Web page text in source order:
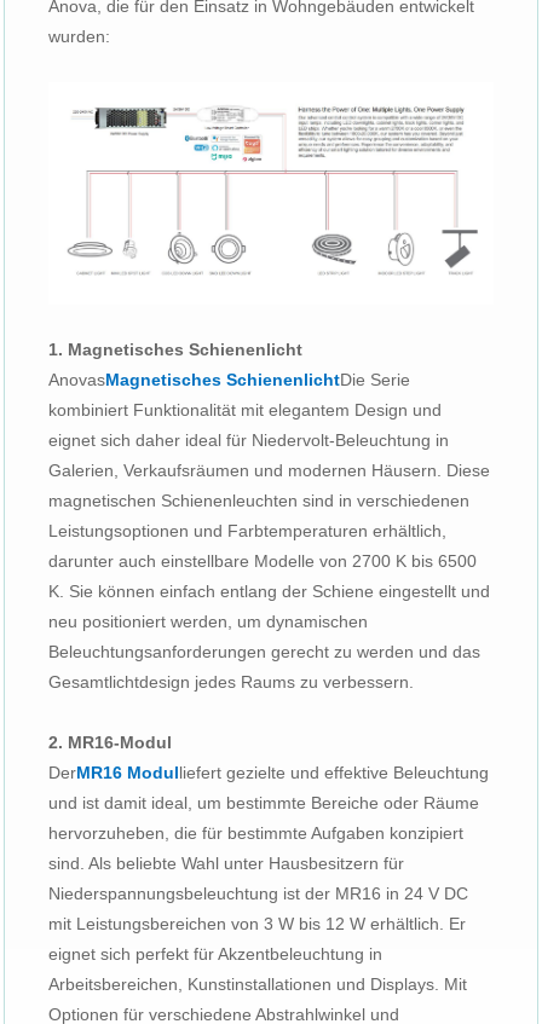
Anova, die für den Einsatz in Wohngebäuden entwickelt
wurden:
1. Magnetisches Schienenlicht
AnovasMagnetisches SchienenlichtDie Serie
kombiniert Funktionalität mit elegantem Design und
eignet sich daher ideal für Niedervolt-Beleuchtung in
Galerien, Verkaufsräumen und modernen Häusern. Diese
magnetischen Schienenleuchten sind in verschiedenen
Leistungsoptionen und Farbtemperaturen erhältlich,
darunter auch einstellbare Modelle von 2700 K bis 6500
K. Sie können einfach entlang der Schiene eingestellt und
neu positioniert werden, um dynamischen
Beleuchtungsanforderungen gerecht zu werden und das
Gesamtlichtdesign jedes Raums zu verbessern.
2. MR16-Modul
DerMR16 Modulliefert gezielte und effektive Beleuchtung
und ist damit ideal, um bestimmte Bereiche oder Räume
hervorzuheben, die für bestimmte Aufgaben konzipiert
sind. Als beliebte Wahl unter Hausbesitzern für
Niederspannungsbeleuchtung ist der MR16 in 24 V DC
mit Leistungsbereichen von 3 W bis 12 W erhältlich. Er
eignet sich perfekt für Akzentbeleuchtung in
Arbeitsbereichen, Kunstinstallationen und Displays. Mit
Optionen für verschiedene Abstrahlwinkel und